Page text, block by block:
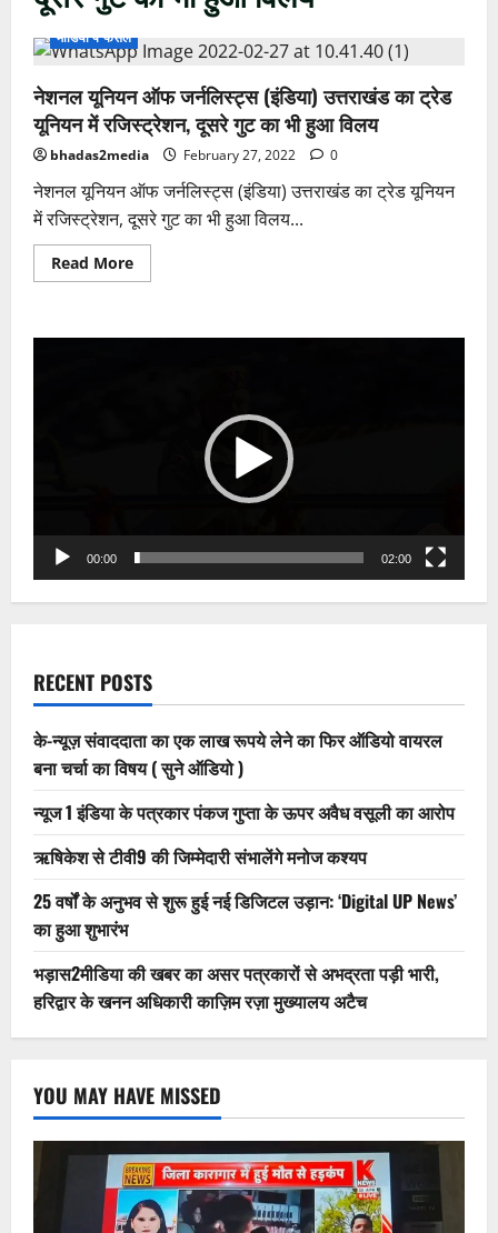
मीडिया पे फैसले
नेशनल यूनियन ऑफ जर्नलिस्ट्स (इंडिया) उत्तराखंड का ट्रेड
यूनियन में रजिस्ट्रेशन, दूसरे गुट का भी हुआ विलय
bhadas2media February 27, 2022 0
नेशनल यूनियन ऑफ जर्नलिस्ट्स (इंडिया) उत्तराखंड का ट्रेड यूनियन
में रजिस्ट्रेशन, दूसरे गुट का भी हुआ विलय...
Read MoreRead
more
ऑफ
हुआ
विलय
00:00 02:00
RECENT POSTS
के-न्यूज़ संवाददाता का एक लाख रूपये लेने का फिर ऑडियो वायरल
बना चर्चा का विषय ( सुने ऑडियो )
न्यूज 1 इंडिया के पत्रकार पंकज गुप्ता के ऊपर अवैध वसूली का आरोप
ऋषिकेश से टीवी9 की जिम्मेदारी संभालेंगे मनोज कश्यप
25 वर्षों के अनुभव से शुरू हुई नई डिजिटल उड़ान: ‘Digital UP News’
का हुआ शुभारंभ
भड़ास2मीडिया की खबर का असर पत्रकारों से अभद्रता पड़ी भारी,
हरिद्वार के खनन अधिकारी काज़िम रज़ा मुख्यालय अटैच
YOU MAY HAVE MISSED